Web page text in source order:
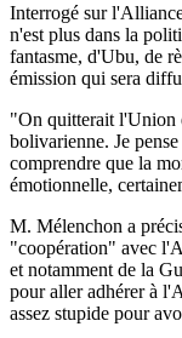
Interrogé sur
n'est plus dans la
fantasme, d'Ubu, de
émission qui sera
"On quitterait l'Union
bolivarienne. Je
comprendre que la
émotionnelle,
M. Mélenchon a
"coopération" avec
et notamment de la
pour aller adhérer à
assez stupide pour